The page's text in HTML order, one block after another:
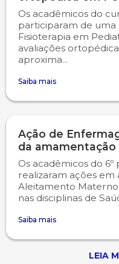
Os acadêmicos do
participaram de uma
Fisioterapia em
avaliações
aproxima...
Saiba mais
Ação de
da amamentação
Os acadêmicos do
realizaram ações em
Aleitamento Materno
nas disciplinas de
Saiba mais
LEIA